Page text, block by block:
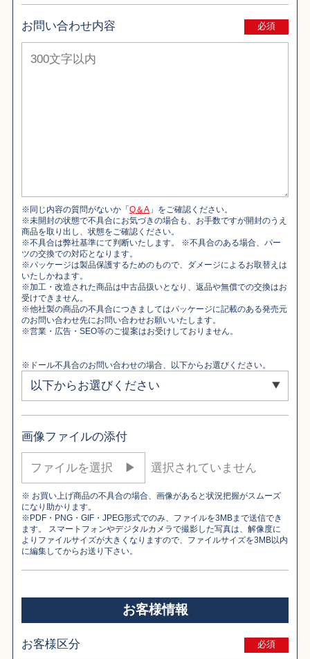
お問い合わせ内容 必須
※同じ内容の質問がないか「Q＆A 」をご確認ください。
※未開封の状態で不具合にお気づきの場合も、お手数ですが開封のうえ
商品を取り出し、状態をご確認ください。
※不具合は弊社基準にて判断いたします。 ※不具合のある場合、パー
ツの交換での対応となります。
※パッケージは製品保護するためのもので、ダメージによるお取替えは
いたしかねます。
※加工・改造された商品は中古品扱いとなり、返品や無償での交換はお
受けできません。
※他社製の商品の不具合につきましてはパッケージに記載のある発売元
のお問い合わせ先にお問い合わせお願いいたします。
※営業・広告・SEO等のご提案はお受けしておりません。
※ドール不具合のお問い合わせの場合、以下からお選びください。
画像ファイルの添付
ファイルを選択 ▶︎
※ お買い上げ商品の不具合の場合、画像があると状況把握がスムーズ
になり助かります。
※PDF・PNG・GIF・JPEG形式でのみ、ファイルを3MBまで送信でき
ます。 スマートフォンやデジタルカメラで撮影した写真は、解像度に
よりファイルサイズが大きくなりますので、ファイルサイズを3MB以内
に編集してからお送り下さい。
お客様情報
お客様区分 必須